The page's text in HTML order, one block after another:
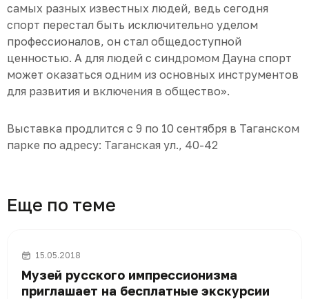
самых разных известных людей, ведь сегодня
спорт перестал быть исключительно уделом
профессионалов, он стал общедоступной
ценностью. А для людей с синдромом Дауна спорт
может оказаться одним из основных инструментов
для развития и включения в общество».
Выставка продлится с 9 по 10 сентября в Таганском
парке по адресу: Таганская ул., 40-42
Еще по теме
15.05.2018
Музей русского импрессионизма
приглашает на бесплатные экскурсии